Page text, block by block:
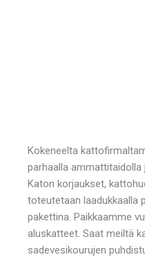
Kokeneelta
parhaalla ammattitaidolla
Katon korjaukset,
toteutetaan laadukkaalla
pakettina. Paikkaamme
aluskatteet. Saat meiltä
sadevesikourujen